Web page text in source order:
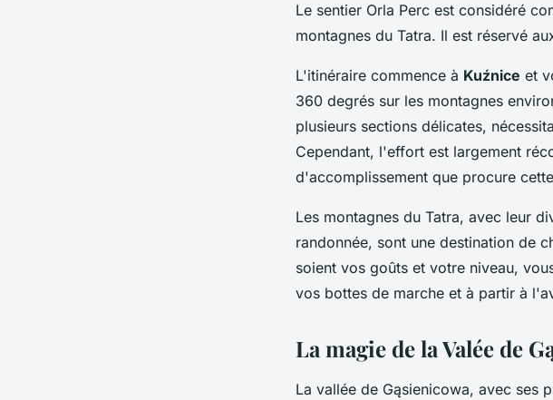
Le sentier Orla Perc est considéré
montagnes du Tatra. Il est réservé
L'itinéraire commence à Kuźnice et
360 degrés sur les montagnes
plusieurs sections délicates,
Cependant, l'effort est largement
d'accomplissement que procure
Les montagnes du Tatra, avec leur
randonnée, sont une destination de
soient vos goûts et votre niveau,
vos bottes de marche et à partir à
La magie de la Valée de
La vallée de Gąsienicowa, avec ses